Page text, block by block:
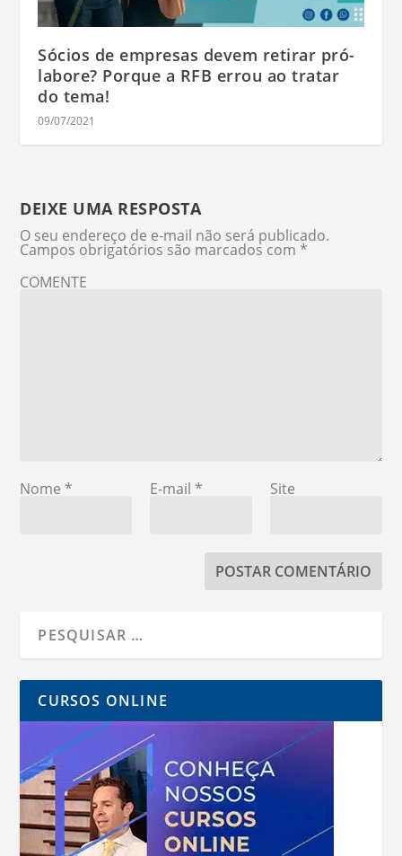
Sócios de empresas devem retirar pró-
labore? Porque a RFB errou ao tratar
do tema!
09/07/2021
DEIXE UMA RESPOSTA
O seu endereço de e-mail não será publicado.
Campos obrigatórios são marcados com *
COMENTE
Nome * E-mail * Site
CURSOS ONLINE